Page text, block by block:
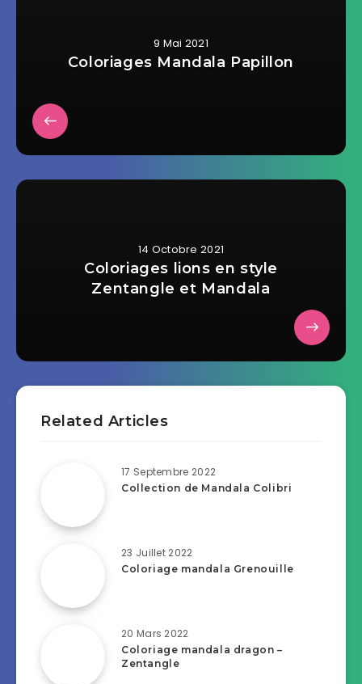
9 Mai 2021
Coloriages Mandala Papillon
14 Octobre 2021
Coloriages lions en style
Zentangle et Mandala
Related Articles
17 Septembre 2022
Collection de Mandala Colibri
23 Juillet 2022
Coloriage mandala Grenouille
20 Mars 2022
Coloriage mandala dragon –
Zentangle